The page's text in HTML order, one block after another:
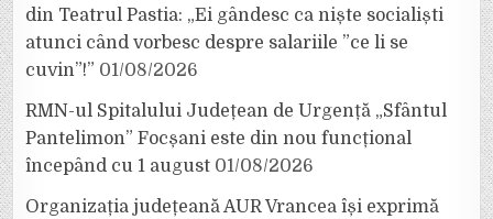
din Teatrul Pastia: „Ei gândesc ca niște socialiști
atunci când vorbesc despre salariile ”ce li se
cuvin”!” 01/08/2026
RMN-ul Spitalului Județean de Urgență „Sfântul
Pantelimon” Focșani este din nou funcțional
începând cu 1 august 01/08/2026
Organizația județeană AUR Vrancea își exprimă